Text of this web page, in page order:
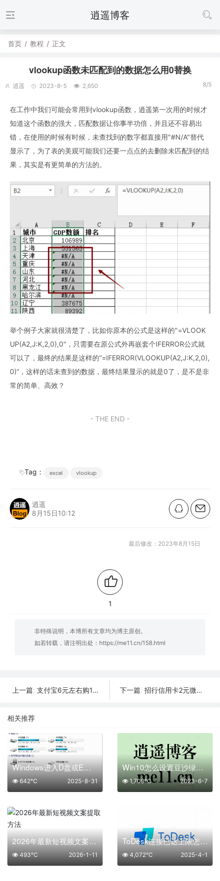
逍遥博客
首页 / 教程 / 正文
vlookup函数未匹配到的数据怎么用0替换
逍遥 2023-8-5 2,650 8/5
在工作中我们可能会常用到vlookup函数，逍遥第一次用的时候才
知道这个函数的强大，匹配数据让你事半功倍，并且还不容易出
错，在使用的时候有时候，未查找到的数字都直接用"#N/A"替代
显示了，为了表的美观可能我们还要一点点的去删除未匹配到的结
果，其实是有更简单的方法的。
举个例子大家就很清楚了，比如你原本的公式是这样的"=VLOOK
UP(A2,J:K,2,0),0"，只需要在原公式外再嵌套个IFERROR公式就
可以了，最终的结果是这样的“=IFERROR(VLOOKUP(A2,J:K,2,0),
0)”，这样的话未查到的数据，最终结果显示的就是0了，是不是非
常的简单、高效？
- THE END -
Tag： excel vlookup
逍遥
8月15日10:12
最后修改：2023年8月15日
1
非特殊说明，本博所有文章均为博主原创。
如若转载，请注明出处： https://me11.cn/158.html
上一篇: 支付宝6元左右购10元京东E卡 下一篇: 招行信用卡2元微信立减金
相关推荐
Windows进入D盘或E盘或文件件卡死解决思路
2025-8-31
642℃
Win10怎么设置豆沙绿？锁屏不复原的方法
2023-6-7
1,709℃
2026年最新短视频文案提取方法
2026-1-11
493℃
ToDesk连接已达上限怎么解决？不开通会员使用方法
2025-4-1
4,072℃